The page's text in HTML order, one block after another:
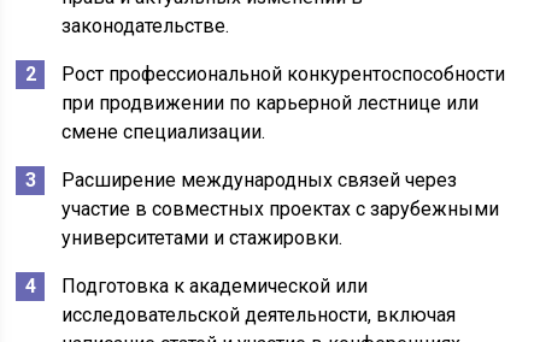
законодательстве.
Рост профессиональной конкурентоспособности
при продвижении по карьерной лестнице или
смене специализации.
Расширение международных связей через
участие в совместных проектах с зарубежными
университетами и стажировки.
Подготовка к академической или
исследовательской деятельности, включая